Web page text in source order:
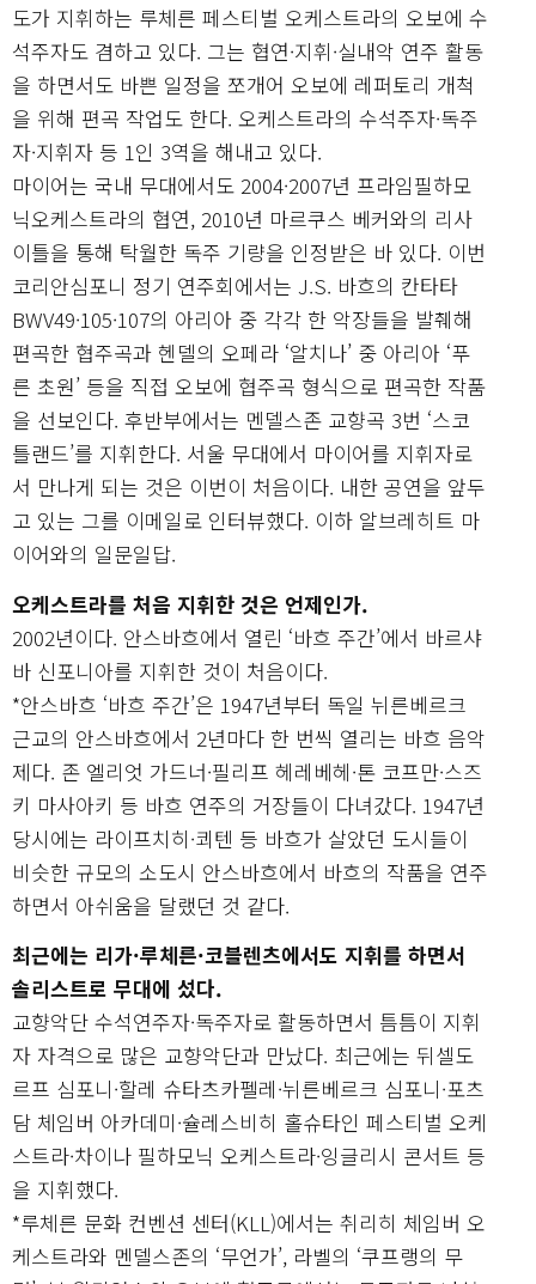
도가 지휘하는 루체른 페스티벌 오케스트라의 오보에 수
석주자도 겸하고 있다. 그는 협연·지휘·실내악 연주 활동
을 하면서도 바쁜 일정을 쪼개어 오보에 레퍼토리 개척
을 위해 편곡 작업도 한다. 오케스트라의 수석주자·독주
자·지휘자 등 1인 3역을 해내고 있다.
마이어는 국내 무대에서도 2004·2007년 프라임필하모
닉오케스트라의 협연, 2010년 마르쿠스 베커와의 리사
이틀을 통해 탁월한 독주 기량을 인정받은 바 있다. 이번
코리안심포니 정기 연주회에서는 J.S. 바흐의 칸타타
BWV49·105·107의 아리아 중 각각 한 악장들을 발췌해
편곡한 협주곡과 헨델의 오페라 ‘알치나’ 중 아리아 ‘푸
른 초원’ 등을 직접 오보에 협주곡 형식으로 편곡한 작품
을 선보인다. 후반부에서는 멘델스존 교향곡 3번 ‘스코
틀랜드’를 지휘한다. 서울 무대에서 마이어를 지휘자로
서 만나게 되는 것은 이번이 처음이다. 내한 공연을 앞두
고 있는 그를 이메일로 인터뷰했다. 이하 알브레히트 마
이어와의 일문일답.
오케스트라를 처음 지휘한 것은 언제인가.
2002년이다. 안스바흐에서 열린 ‘바흐 주간’에서 바르샤
바 신포니아를 지휘한 것이 처음이다.
*안스바흐 ‘바흐 주간’은 1947년부터 독일 뉘른베르크
근교의 안스바흐에서 2년마다 한 번씩 열리는 바흐 음악
제다. 존 엘리엇 가드너·필리프 헤레베헤·톤 코프만·스즈
키 마사아키 등 바흐 연주의 거장들이 다녀갔다. 1947년
당시에는 라이프치히·쾨텐 등 바흐가 살았던 도시들이
비슷한 규모의 소도시 안스바흐에서 바흐의 작품을 연주
하면서 아쉬움을 달랬던 것 같다.
최근에는 리가·루체른·코블렌츠에서도 지휘를 하면서
솔리스트로 무대에 섰다.
교향악단 수석연주자·독주자로 활동하면서 틈틈이 지휘
자 자격으로 많은 교향악단과 만났다. 최근에는 뒤셀도
르프 심포니·할레 슈타츠카펠레·뉘른베르크 심포니·포츠
담 체임버 아카데미·슐레스비히 홀슈타인 페스티벌 오케
스트라·차이나 필하모닉 오케스트라·잉글리시 콘서트 등
을 지휘했다.
*루체른 문화 컨벤션 센터(KLL)에서는 취리히 체임버 오
케스트라와 멘델스존의 ‘무언가’, 라벨의 ‘쿠프랭의 무